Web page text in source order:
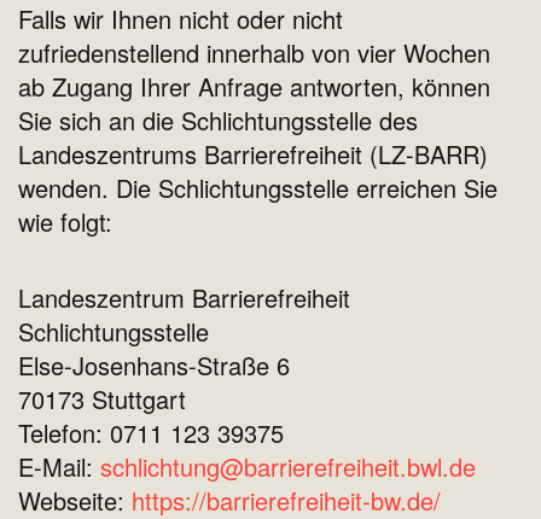
Falls wir Ihnen nicht oder nicht
zufriedenstellend innerhalb von vier Wochen
ab Zugang Ihrer Anfrage antworten, können
Sie sich an die Schlichtungsstelle des
Landeszentrums Barrierefreiheit (LZ-BARR)
wenden. Die Schlichtungsstelle erreichen Sie
wie folgt:
Landeszentrum Barrierefreiheit
Schlichtungsstelle
Else-Josenhans-Straße 6
70173 Stuttgart
Telefon: 0711 123 39375
E-Mail: schlichtung@barrierefreiheit.bwl.de
Webseite: https://barrierefreiheit-bw.de/